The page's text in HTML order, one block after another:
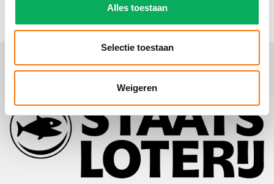
Alles toestaan
Selectie toestaan
Weigeren